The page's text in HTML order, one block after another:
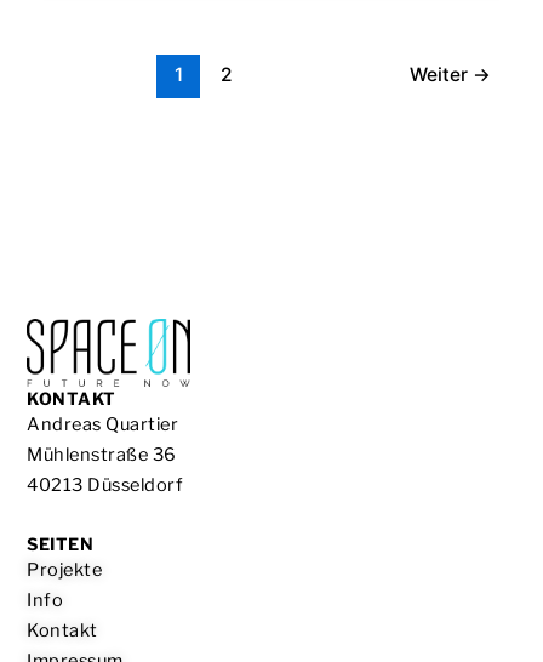
1 2 Weiter →
KONTAKT
Andreas Quartier
Mühlenstraße 36
40213 Düsseldorf
SEITEN
Projekte
Info
Kontakt